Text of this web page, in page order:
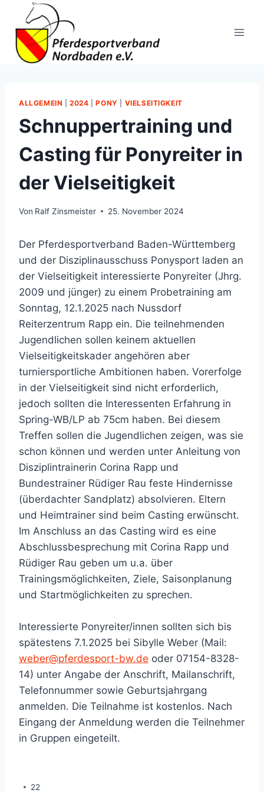
springen
ALLGEMEIN |2024 |PONY VIELSEITIGKEIT
Schnuppertraining und
Casting für Ponyreiter in
der Vielseitigkeit
Von Ralf Zinsmeister 25. November 2024
Der Pferdesportverband Baden-Württemberg
und der Disziplinausschuss Ponysport laden an
der Vielseitigkeit interessierte Ponyreiter (Jhrg.
2009 und jünger) zu einem Probetraining am
Sonntag, 12.1.2025 nach Nussdorf
Reiterzentrum Rapp ein. Die teilnehmenden
Jugendlichen sollen keinem aktuellen
Vielseitigkeitskader angehören aber
turniersportliche Ambitionen haben. Vorerfolge
in der Vielseitigkeit sind nicht erforderlich,
jedoch sollten die Interessenten Erfahrung in
Spring-WB/LP ab 75cm haben. Bei diesem
Treffen sollen die Jugendlichen zeigen, was sie
schon können und werden unter Anleitung von
Disziplintrainerin Corina Rapp und
Bundestrainer Rüdiger Rau feste Hindernisse
(überdachter Sandplatz) absolvieren. Eltern
und Heimtrainer sind beim Casting erwünscht.
Im Anschluss an das Casting wird es eine
Abschlussbesprechung mit Corina Rapp und
Rüdiger Rau geben um u.a. über
Trainingsmöglichkeiten, Ziele, Saisonplanung
und Startmöglichkeiten zu sprechen.
Interessierte Ponyreiter/innen sollten sich bis
spätestens 7.1.2025 bei Sibylle Weber (Mail:
weber@pferdesport-bw.de oder 07154-8328-
14) unter Angabe der Anschrift, Mailanschrift,
Telefonnummer sowie Geburtsjahrgang
anmelden. Die Teilnahme ist kostenlos. Nach
Eingang der Anmeldung werden die Teilnehmer
in Gruppen eingeteilt.
22